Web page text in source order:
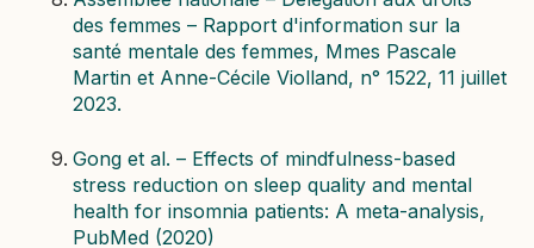
des femmes – Rapport d'information sur la
santé mentale des femmes, Mmes Pascale
Martin et Anne-Cécile Violland, n° 1522, 11 juillet
2023.
Gong et al. – Effects of mindfulness-based
stress reduction on sleep quality and mental
health for insomnia patients: A meta-analysis,
PubMed (2020)